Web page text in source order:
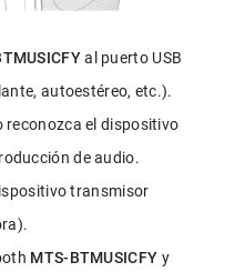
al puerto USB
autoestéreo, etc.).
reconozca el dispositivo
de audio.
transmisor
MTS-BTMUSICFY y